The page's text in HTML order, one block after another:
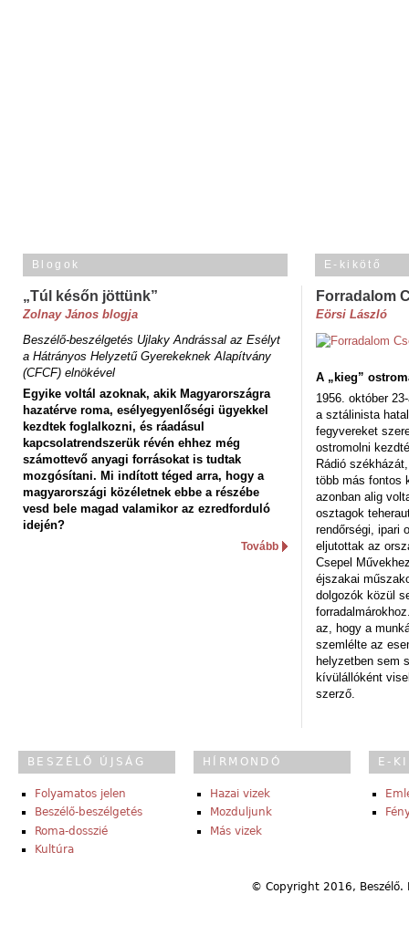
Blogok
„Túl későn jöttünk”
Zolnay János blogja
Beszélő-beszélgetés Ujlaky Andrással az Esélyt
a Hátrányos Helyzetű Gyerekeknek Alapítvány
(CFCF) elnökével
Egyike voltál azoknak, akik Magyarországra
hazatérve roma, esélyegyenlőségi ügyekkel
kezdtek foglalkozni, és ráadásul
kapcsolatrendszerük révén ehhez még
számottevő anyagi forrásokat is tudtak
mozgósítani. Mi indított téged arra, hogy a
magyarországi közéletnek ebbe a részébe
vesd bele magad valamikor az ezredforduló
idején?
Tovább
E-kikötő
Forradalom
Eörsi László
A „kieg”
1956. október
a sztálinista
fegyvereket
ostromolni
Rádió
több más fontos
azonban alig
osztagok
rendőrségi, ipari
eljutottak az
Csepel
éjszakai
dolgozók közül
az, hogy a
szemlélte az
helyzetben sem
kívülállóként
szerző.
BESZÉLŐ ÚJSÁG
Folyamatos jelen
Beszélő-beszélgetés
Roma-dosszié
Kultúra
HÍRMONDÓ
Hazai vizek
Mozduljunk
Más vizek
E-
© Copyright 2016,